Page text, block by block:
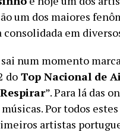
um dos maiores
em
sai num momento
do Top Nacional de
Respirar”. Para lá das
Por todos
artistas